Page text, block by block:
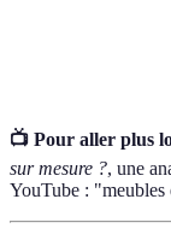
📺 Pour aller plus
sur mesure ?, une
YouTube : "meubles